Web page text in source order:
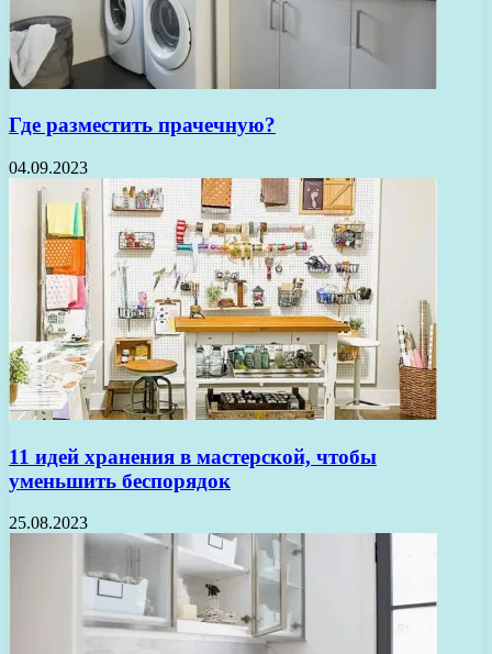
Где разместить прачечную?
04.09.2023
11 идей хранения в мастерской, чтобы
уменьшить беспорядок
25.08.2023